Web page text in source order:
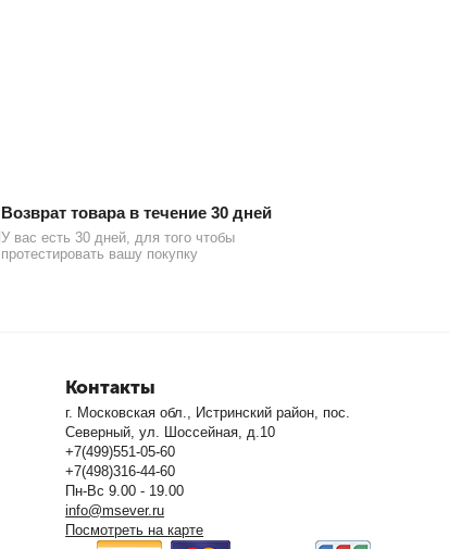
Возврат товара в течение 30 дней
У вас есть 30 дней, для того чтобы
протестировать вашу покупку
Контакты
г. Московская обл., Истринский район, пос.
Северный, ул. Шоссейная, д.10
+7(499)551-05-60
+7(498)316-44-60
Пн-Вс 9.00 - 19.00
info@msever.ru
Посмотреть на карте